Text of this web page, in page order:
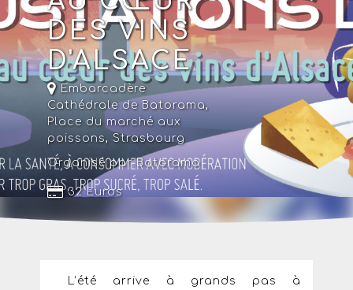
DES VINS
D'ALSACE
Embarcadère
Cathédrale de Batorama,
Place du marché aux
poissons, Strasbourg
Organisé par Batorama
32 Euros
L’été arrive à grands pas à